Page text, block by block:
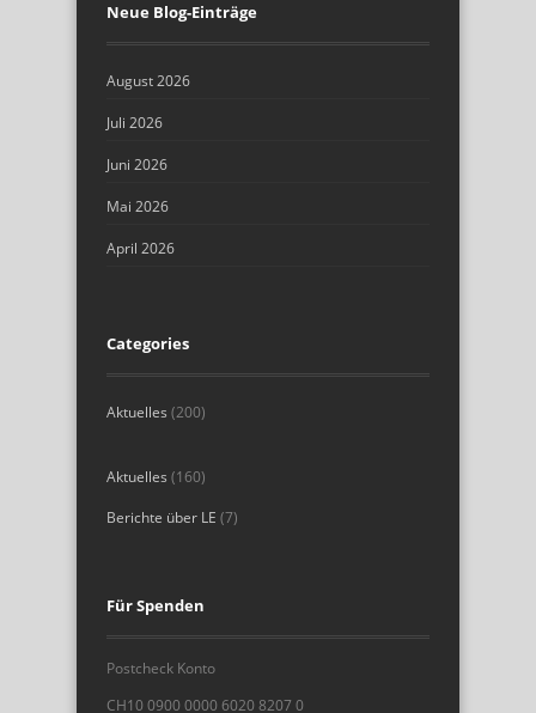
Neue Blog-Einträge
August 2026
Juli 2026
Juni 2026
Mai 2026
April 2026
Categories
Aktuelles (200)
Aktuelles (160)
Berichte über LE (7)
Für Spenden
Postcheck Konto
CH10 0900 0000 6020 8207 0